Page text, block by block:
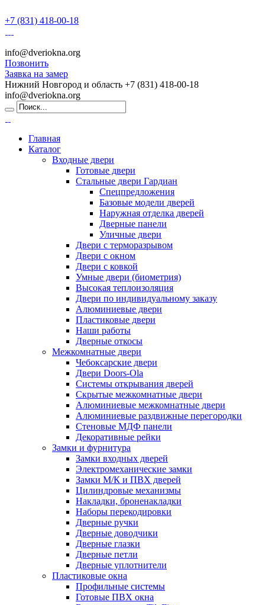
+7 (831) 418-00-18
info@dveriokna.org
Позвонить
Заявка на замер
Нижний Новгород и область +7 (831) 418-00-18
info@dveriokna.org
Главная
Каталог
Входные двери
Готовые двери
Стальные двери Гардиан
Спецпредложения
Базовые модели дверей
Наружная отделка дверей
Дверные панели
Уличные двери
Двери с терморазрывом
Двери с окном
Двери с ковкой
Умные двери (биометрия)
Высокая теплоизоляция
Двери по индивидуальному заказу
Алюминиевые двери
Пластиковые двери
Наши работы
Дверные откосы
Межкомнатные двери
Чебоксарские двери
Двери Doors-Ola
Системы открывания дверей
Скрытые межкомнатные двери
Алюминиевые межкомнатные двери
Алюминиевые раздвижные перегородки
Стеновые МДФ панели
Декоративные рейки
Замки и фурнитура
Замки входных дверей
Электромеханические замки
Замки М/К и ПВХ дверей
Цилиндровые механизмы
Накладки, броненакладки
Наборы перекодировки
Дверные ручки
Дверные доводчики
Дверные глазки
Дверные петли
Дверные уплотнители
Пластиковые окна
Профильные системы
Готовые ПВХ окна